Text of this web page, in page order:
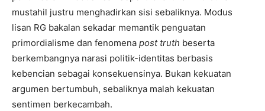
mustahil justru menghadirkan sisi sebaliknya. Modus
lisan RG bakalan sekadar memantik penguatan
primordialisme dan fenomena post truth beserta
berkembangnya narasi politik-identitas berbasis
kebencian sebagai konsekuensinya. Bukan kekuatan
argumen bertumbuh, sebaliknya malah kekuatan
sentimen berkecambah.